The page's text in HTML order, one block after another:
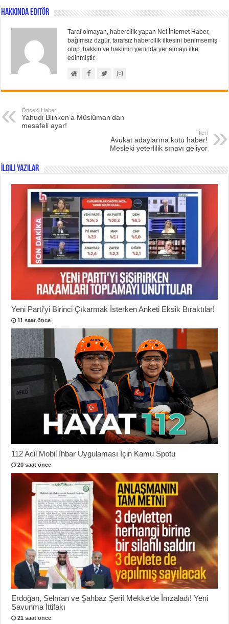
Hakkında Editör
Taraf olmayan, habercilik yapan Net İnternet Haber,
bağımsız özgür, tarafsız habercilik ilkesini benimsemiş
olup, hakkın ve haklının yanında yer almayı ilke
edinmiştir.
Önceki Haber
Yahudi Blinken’a Müslüman’dan
mesafeli ayar!
İleri
Avukat adaylarına kötü haber!
Mesleki yeterlilik sınavı geliyor
İlgili Yazılar
Yeni Parti’yi Birinci Çıkarmak İsterken Anketi Eksik Bıraktılar!
11 saat önce
112 Acil Mobil İhbar Uygulaması İçin Kamu Spotu
20 saat önce
Erdoğan, Selman ve Şahbaz Şerif Mekke’de İmzaladı! Yeni
Savunma İttifakı
21 saat önce